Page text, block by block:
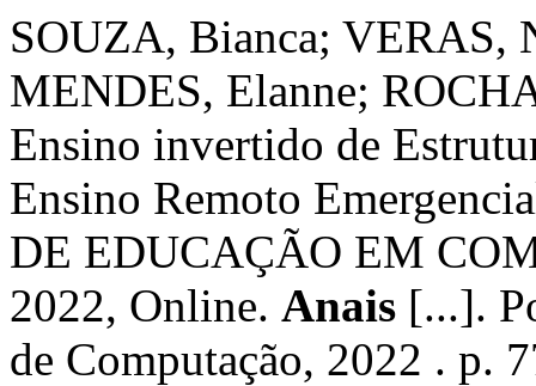
SOUZA, Bianca; VERAS,
MENDES, Elanne;
Ensino invertido de
Ensino Remoto
DE EDUCAÇÃO EM
2022, Online. Anais [...].
de Computação, 2022 . p.